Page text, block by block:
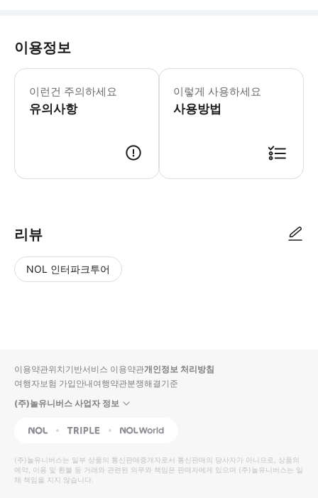
이용정보
이런건 주의하세요
유의사항
워크샵은 모든 기술 수준에 적합합니
이렇게 사용하세요
사용방법
리뷰
NOL 인터파크투어
입니
다.
높
은
순
동
영
상
순
상
이용약관위치기반서비스 이용약관개인정보 처리방침
여행자보험 가입안내여행약관분쟁해결기준
(주)놀유니버스 사업자 정보
NOL Triple Interpark Global
(주)놀유니버스는 일부 상품의 통신판매중개자로서 통신판매의 당사자가 아니므로, 상품의
예약, 이용 및 환불 등 거래와 관련된 의무와 책임은 판매자에게 있으며 (주)놀유니버스는 일
체 책임을 지지 않습니다.